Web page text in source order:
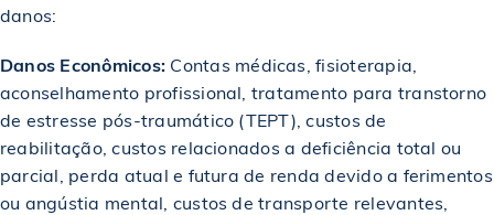
danos:
Danos Econômicos: Contas médicas, fisioterapia,
aconselhamento profissional, tratamento para transtorno
de estresse pós-traumático (TEPT), custos de
reabilitação, custos relacionados a deficiência total ou
parcial, perda atual e futura de renda devido a ferimentos
ou angústia mental, custos de transporte relevantes,
$2,000,000 Acordo em um acidente de caminhão
$2,000,000